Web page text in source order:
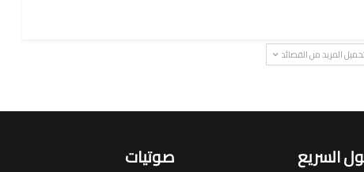
المزيد من القصائد
السريع صوتيات